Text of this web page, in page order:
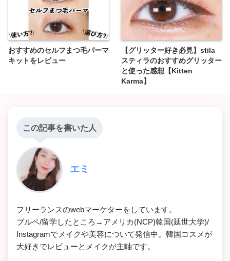
おすすめのセルフまつ毛パーマ
キットをレビュー
【グリッター好き必見】stila
スティラのおすすめグリッター
と使った感想【Kitten
Karma】
この記事を書いた人
エミ
フリーランスのwebマーケターをしています。
ブルベ/留学したところ→アメリカ(NCP)韓国(延世大学)/
Instagramでメイクや美容について発信中。韓国コスメが
大好きでレビューとメイクが主軸です。